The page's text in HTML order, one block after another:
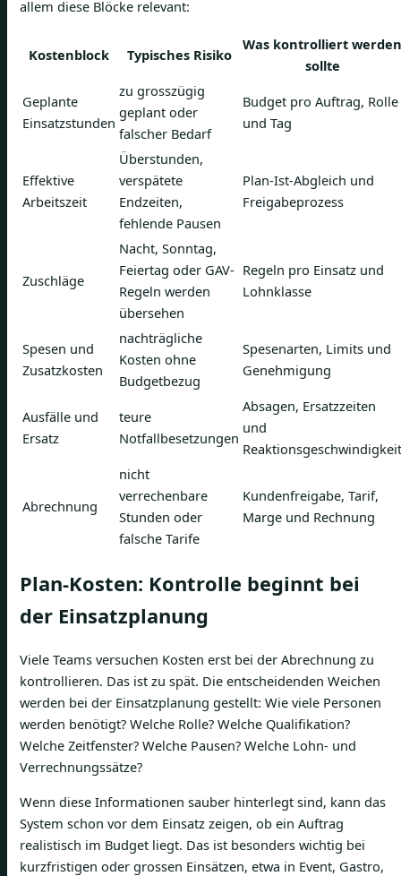
allem diese Blöcke relevant:
Kostenblock Typisches Risiko
Was kontrolliert werden
sollte
Geplante
Einsatzstunden
zu grosszügig
geplant oder
falscher Bedarf
Budget pro Auftrag, Rolle
und Tag
Effektive
Arbeitszeit
Überstunden,
verspätete
Endzeiten,
fehlende Pausen
Plan-Ist-Abgleich und
Freigabeprozess
Zuschläge
Nacht, Sonntag,
Feiertag oder GAV-
Regeln werden
übersehen
Regeln pro Einsatz und
Lohnklasse
Spesen und
Zusatzkosten
nachträgliche
Kosten ohne
Budgetbezug
Spesenarten, Limits und
Genehmigung
Ausfälle und
Ersatz
teure
Notfallbesetzungen
Absagen, Ersatzzeiten
und
Reaktionsgeschwindigkeit
Abrechnung
nicht
verrechenbare
Stunden oder
falsche Tarife
Kundenfreigabe, Tarif,
Marge und Rechnung
Plan-Kosten: Kontrolle beginnt bei
der Einsatzplanung
Viele Teams versuchen Kosten erst bei der Abrechnung zu
kontrollieren. Das ist zu spät. Die entscheidenden Weichen
werden bei der Einsatzplanung gestellt: Wie viele Personen
werden benötigt? Welche Rolle? Welche Qualifikation?
Welche Zeitfenster? Welche Pausen? Welche Lohn- und
Verrechnungssätze?
Wenn diese Informationen sauber hinterlegt sind, kann das
System schon vor dem Einsatz zeigen, ob ein Auftrag
realistisch im Budget liegt. Das ist besonders wichtig bei
kurzfristigen oder grossen Einsätzen, etwa in Event, Gastro,